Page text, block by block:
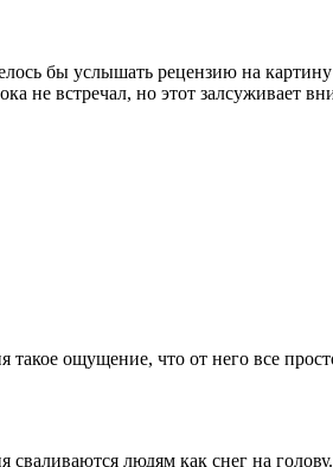
бы услышать рецензию на
не встречал, но этот
ощущение, что от него все
людям как снег на